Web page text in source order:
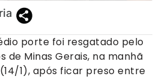
porte foi resgatado pelo
de Minas Gerais, na manhã
1), após ficar preso entre